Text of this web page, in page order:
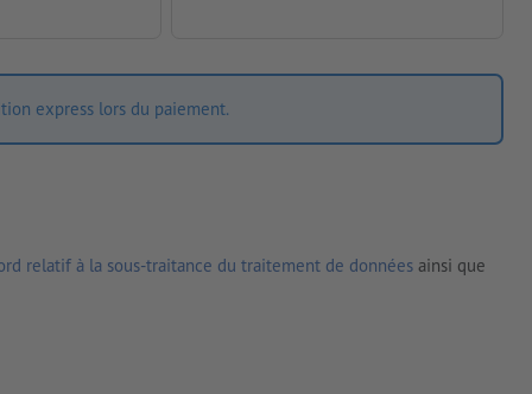
express lors du paiement.
relatif à la sous-traitance du traitement de données ainsi que